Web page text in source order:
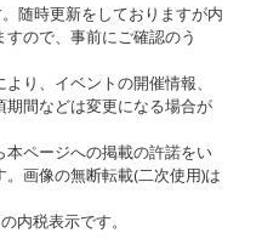
随時更新をしておりますが内
ので、事前にご確認のう
り、イベントの開催情報、
間などは変更になる場合が
ページへの掲載の許諾をい
画像の無断転載(二次使用)は
内税表示です。